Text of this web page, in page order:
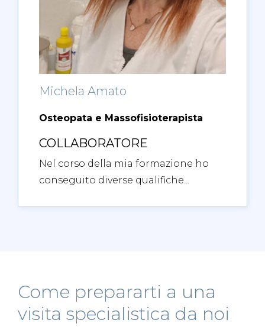
Michela Amato
Osteopata e Massofisioterapista
COLLABORATORE
Nel corso della mia formazione ho
conseguito diverse qualifiche...
Come prepararti a una
visita specialistica da noi